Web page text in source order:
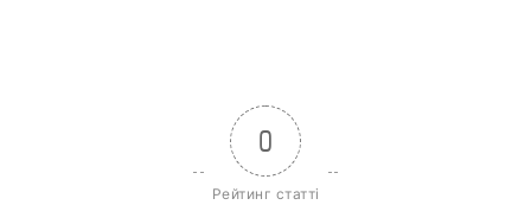
0
Рейтинг статті